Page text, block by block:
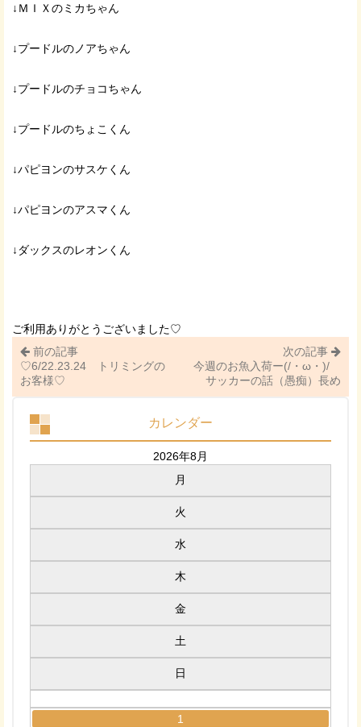
↓ＭＩＸのミカちゃん
↓プードルのノアちゃん
↓プードルのチョコちゃん
↓プードルのちょこくん
↓パピヨンのサスケくん
↓パピヨンのアスマくん
↓ダックスのレオンくん
ご利用ありがとうございました♡
前の記事
♡6/22.23.24 トリミングの
お客様♡
次の記事
今週のお魚入荷ー(/・ω・)/
サッカーの話（愚痴）長め
カレンダー
2026年8月
月
火
水
木
金
土
日
1